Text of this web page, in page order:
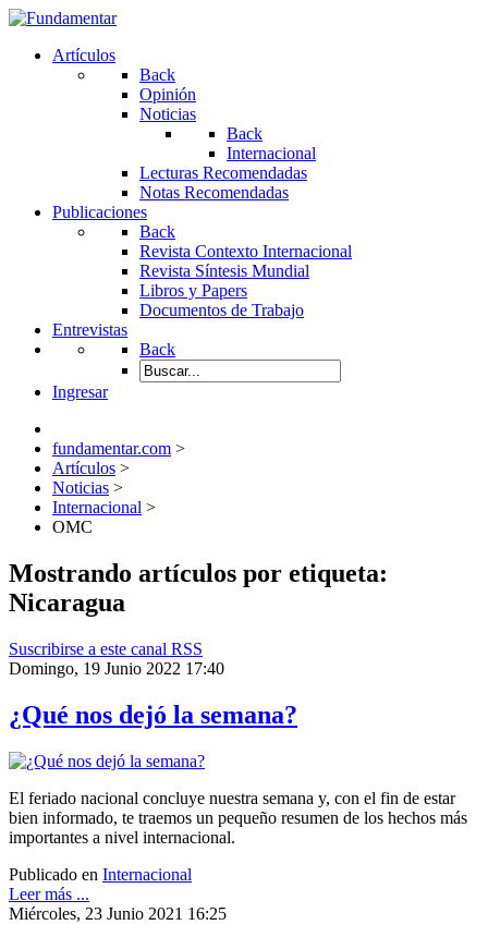
Artículos
Back
Opinión
Noticias
Back
Internacional
Lecturas Recomendadas
Notas Recomendadas
Publicaciones
Back
Revista Contexto Internacional
Revista Síntesis Mundial
Libros y Papers
Documentos de Trabajo
Entrevistas
Back
Ingresar
fundamentar.com >
Artículos >
Noticias >
Internacional >
OMC
Mostrando artículos por etiqueta:
Nicaragua
Suscribirse a este canal RSS
Domingo, 19 Junio 2022 17:40
¿Qué nos dejó la semana?
El feriado nacional concluye nuestra semana y, con el fin de estar
bien informado, te traemos un pequeño resumen de los hechos más
importantes a nivel internacional.
Publicado en Internacional
Leer más ...
Miércoles, 23 Junio 2021 16:25